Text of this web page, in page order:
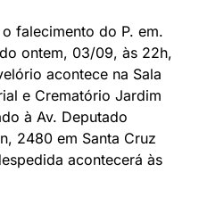
falecimento do P. em.
ontem, 03/09, às 22h,
acontece na Sala
e Crematório Jardim
à Av. Deputado
2480 em Santa Cruz
acontecerá às